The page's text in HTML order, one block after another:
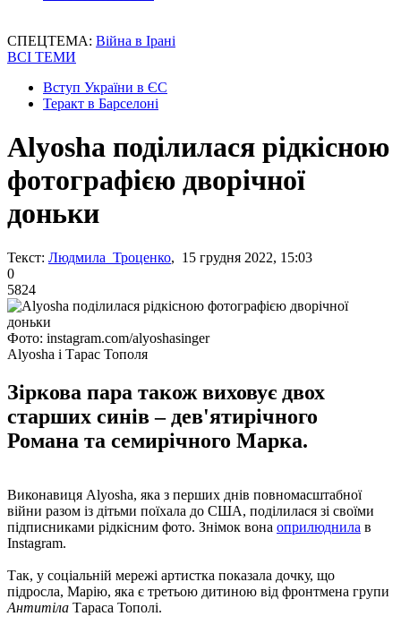
СПЕЦТЕМА: Війна в Ірані
ВСІ ТЕМИ
Вступ України в ЄС
Теракт в Барселоні
Alyosha поділилася рідкісною
фотографією дворічної
доньки
Текст: Людмила Троценко, 15 грудня 2022, 15:03
0
5824
Фото: instagram.com/alyoshasinger
Alyosha і Тарас Тополя
Зіркова пара також виховує двох
старших синів – дев'ятирічного
Романа та семирічного Марка.
Виконавиця Alyosha, яка з перших днів повномасштабної
війни разом із дітьми поїхала до США, поділилася зі своїми
підписниками рідкісним фото. Знімок вона оприлюднила в
Instagram.
Так, у соціальній мережі артистка показала дочку, що
підросла, Марію, яка є третьою дитиною від фронтмена групи
Антитіла Тараса Тополі.